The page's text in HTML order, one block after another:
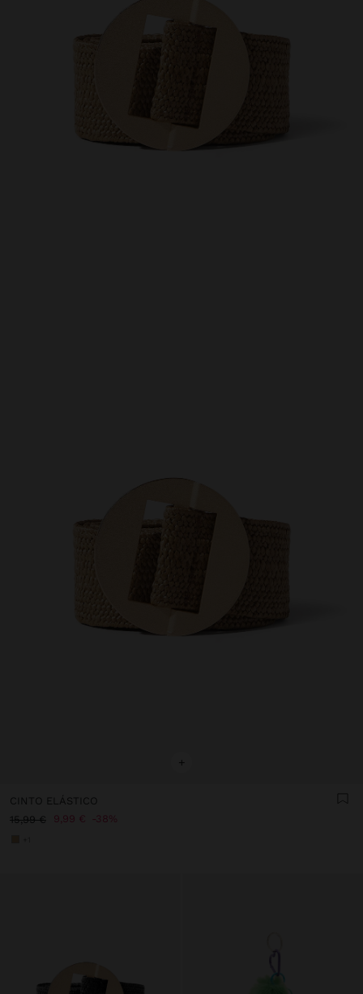
+
CINTO ELÁSTICO
15,99 €
9,99 € 38%